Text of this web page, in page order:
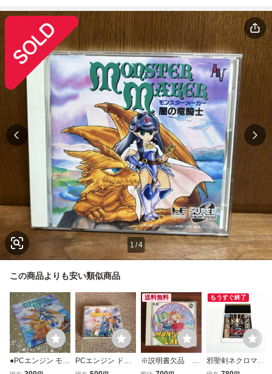
1/4
この商品よりも安い類似商品
●PCエンジン モン
スターメーカー闇
PCエンジン ドラ
ゴンスレイヤー英
送料無料
※説明書欠品 P
Cエンジン CD-RO
もうすぐ終了
邪聖剣ネクロマン
サー ※動作確認